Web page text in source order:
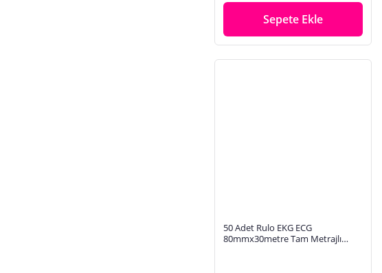
Sepete Ekle
50 Adet Rulo EKG ECG
80mmx30metre Tam Metrajlı